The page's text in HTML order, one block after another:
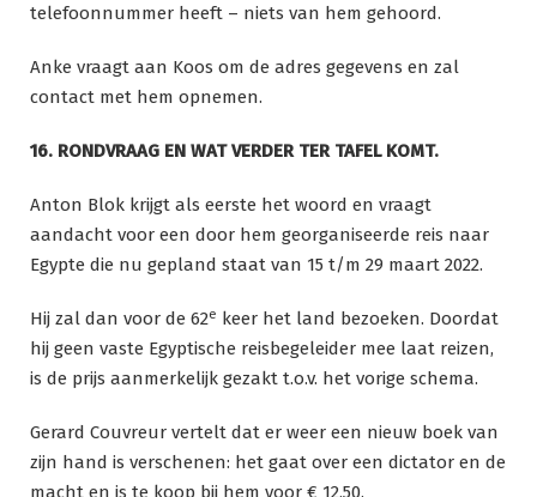
telefoonnummer heeft – niets van hem gehoord.
Anke vraagt aan Koos om de adres gegevens en zal
contact met hem opnemen.
16. RONDVRAAG EN WAT VERDER TER TAFEL KOMT.
Anton Blok krijgt als eerste het woord en vraagt
aandacht voor een door hem georganiseerde reis naar
Egypte die nu gepland staat van 15 t/m 29 maart 2022.
Hij zal dan voor de 62e keer het land bezoeken. Doordat
hij geen vaste Egyptische reisbegeleider mee laat reizen,
is de prijs aanmerkelijk gezakt t.o.v. het vorige schema.
Gerard Couvreur vertelt dat er weer een nieuw boek van
zijn hand is verschenen: het gaat over een dictator en de
macht en is te koop bij hem voor € 12,50.